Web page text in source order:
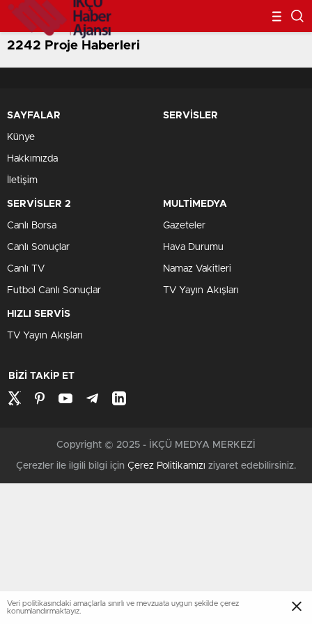
2242 Proje Haberleri
SAYFALAR
Künye
Hakkımızda
İletişim
SERVİSLER
SERVİSLER 2
Canlı Borsa
Canlı Sonuçlar
Canlı TV
Futbol Canlı Sonuçlar
MULTİMEDYA
Gazeteler
Hava Durumu
Namaz Vakitleri
TV Yayın Akışları
HIZLI SERVİS
TV Yayın Akışları
BİZİ TAKİP ET
Copyright © 2025 - İKÇÜ MEDYA MERKEZİ
Çerezler ile ilgili bilgi için Çerez Politikamızı ziyaret edebilirsiniz.
Veri politikasındaki amaçlarla sınırlı ve mevzuata uygun şekilde çerez
konumlandırmaktayız.